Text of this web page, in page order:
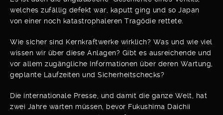
welches zufällig defekt war, kaputt ging und so Japan
von einer noch katastrophaleren Tragödie rettete.
Wie sicher sind Kernkraftwerke wirklich? Was und wie viel
wissen wir über diese Anlagen? Gibt es ausreichende und
vor allem zugängliche Informationen über deren Wartung,
geplante Laufzeiten und Sicherheitschecks?
Die internationale Presse, und damit die ganze Welt, hat
zwei Jahre warten müssen, bevor Fukushima Daichii